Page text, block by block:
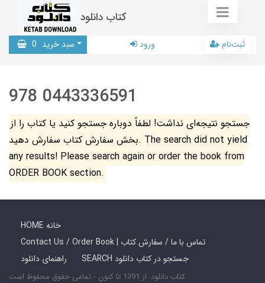
کتاب دانلود
سبد خرید 0 ورود ثبت‌نام
978 0443336591
جستجو نتیجه‌ای نداشت! لطفاً دوباره جستجو کنید یا کتاب را از
بخش سفارش کتاب سفارش دهید. The search did not yield
any results! Please search again or order the book from
ORDER BOOK section.
HOME خانه
Contact Us / Order Book | تماس با ما / سفارش کتاب
راهنمای دانلود
SEARCH جستجو در کتاب دانلود
کتاب دانلود: از 1391 تا کنون - تمامی حقوق محفوظ است